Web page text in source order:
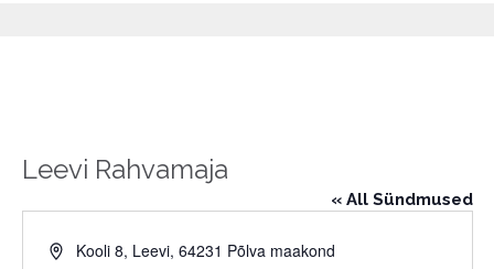
Leevi Rahvamaja
« All Sündmused
AddressKooli 8, Leevi, 64231 Põlva maakond